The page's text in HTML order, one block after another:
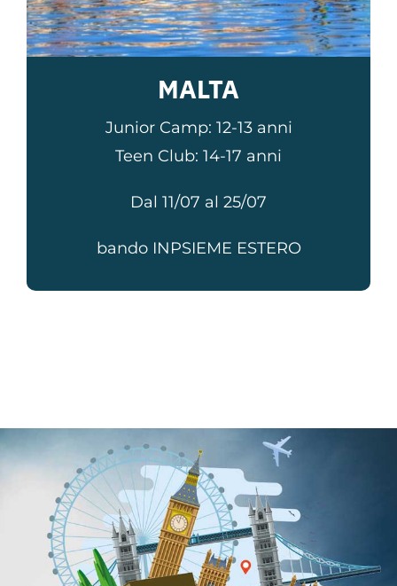
MALTA
Junior Camp: 12-13 anni
Teen Club: 14-17 anni
Dal 11/07 al 25/07
bando INPSIEME ESTERO